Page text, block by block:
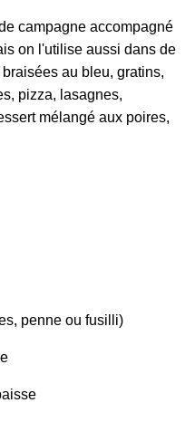
campagne accompagné
on l'utilise aussi dans de
au bleu, gratins,
pizza, lasagnes,
mélangé aux poires,
penne ou fusilli)